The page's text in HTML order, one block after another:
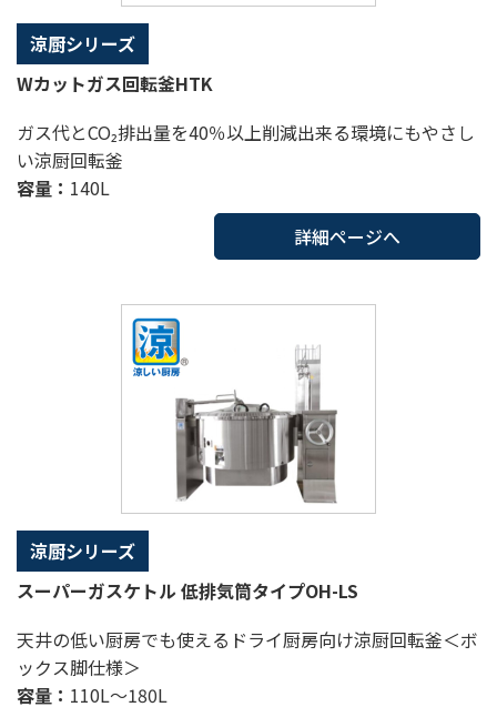
涼厨シリーズ
Wカットガス回転釜HTK
ガス代とCO₂排出量を40％以上削減出来る環境にもやさし
い涼厨回転釜
容量： 140L
詳細ページへ
涼厨シリーズ
スーパーガスケトル 低排気筒タイプOH-LS
天井の低い厨房でも使えるドライ厨房向け涼厨回転釜＜ボ
ックス脚仕様＞
容量： 110L～180L